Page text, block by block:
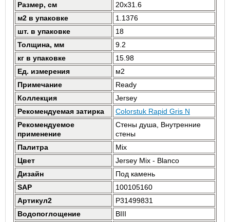
Размер, см
20x31.6
м2 в упаковке
1.1376
шт. в упаковке
18
Толщина, мм
9.2
кг в упаковке
15.98
Ед. измерения
м2
Примечание
Ready
Коллекция
Jersey
Рекомендуемая затирка
Colorstuk Rapid Gris N
Рекомендуемое
применение
Стены душа, Внутренние
стены
Палитра
Mix
Цвет
Jersey Mix - Blanco
Дизайн
Под камень
SAP
100105160
Артикул2
P31499831
Водопоглощение
BIII